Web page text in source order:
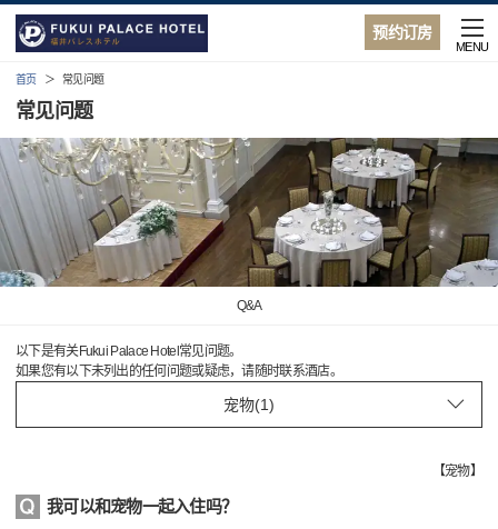
预约订房
MENU
首页 常见问题
常见问题
Q&A
以下是有关Fukui Palace Hotel常见问题。
如果您有以下未列出的任何问题或疑虑，请随时联系酒店。
【宠物】
我可以和宠物一起入住吗？